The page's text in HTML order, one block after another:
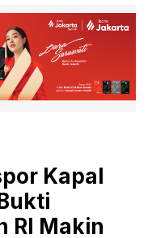
Kapal
RI Makin